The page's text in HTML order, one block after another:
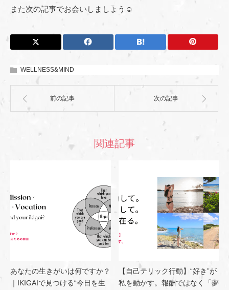
また次の記事でお会いしましょう☺︎
WELLNESS&MIND
前の記事 次の記事
関連記事
あなたの生きがいは何ですか？
｜IKIGAIで見つける“今日を生
【自己テリック行動】“好き”が
私を動かす。報酬ではなく「夢